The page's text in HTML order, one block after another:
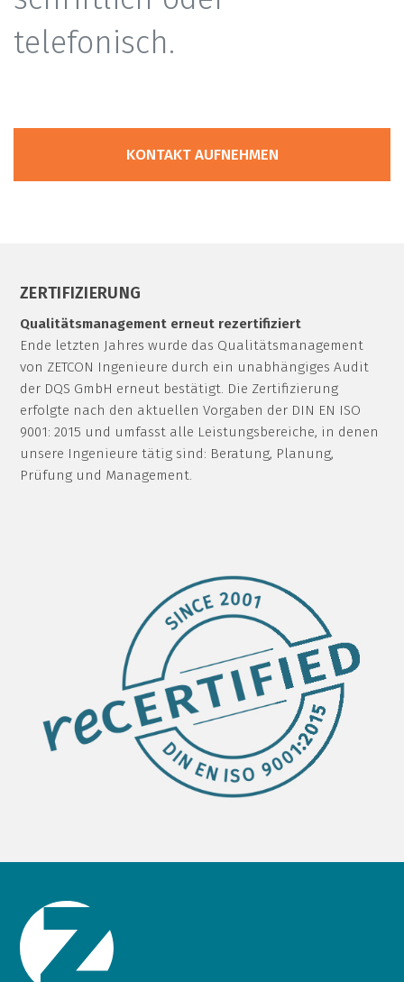
telefonisch.
KONTAKT AUFNEHMEN
ZERTIFIZIERUNG
Qualitätsmanagement erneut rezertifiziert
Ende letzten Jahres wurde das Qualitätsmanagement
von ZETCON Ingenieure durch ein unabhängiges Audit
der DQS GmbH erneut bestätigt. Die Zertifizierung
erfolgte nach den aktuellen Vorgaben der DIN EN ISO
9001: 2015 und umfasst alle Leistungsbereiche, in denen
unsere Ingenieure tätig sind: Beratung, Planung,
Prüfung und Management.